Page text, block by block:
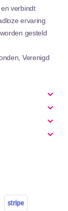
verbindt
ervaring
gesteld
Verenigd